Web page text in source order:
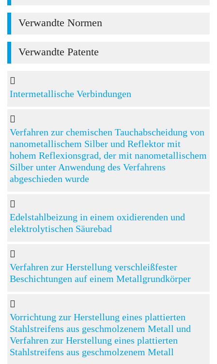
Verwandte Normen
Verwandte Patente
Intermetallische Verbindungen
Verfahren zur chemischen Tauchabscheidung von
nanometallischem Silber und Reflektor mit
hohem Reflexionsgrad, der mit nanometallischem
Silber unter Anwendung des Verfahrens
abgeschieden wurde
Edelstahlbeizung in einem oxidierenden und
elektrolytischen Säurebad
Verfahren zur Herstellung verschleißfester
Beschichtungen auf einem Metallgrundkörper
Vorrichtung zur Herstellung eines plattierten
Stahlstreifens aus geschmolzenem Metall und
Verfahren zur Herstellung eines plattierten
Stahlstreifens aus geschmolzenem Metall